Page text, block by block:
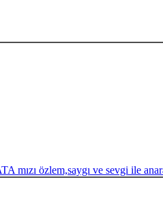
mızı özlem,saygı ve sevgi ile